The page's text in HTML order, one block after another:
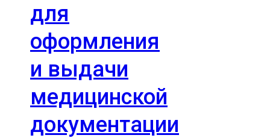
для
оформления
и выдачи
медицинской
документации